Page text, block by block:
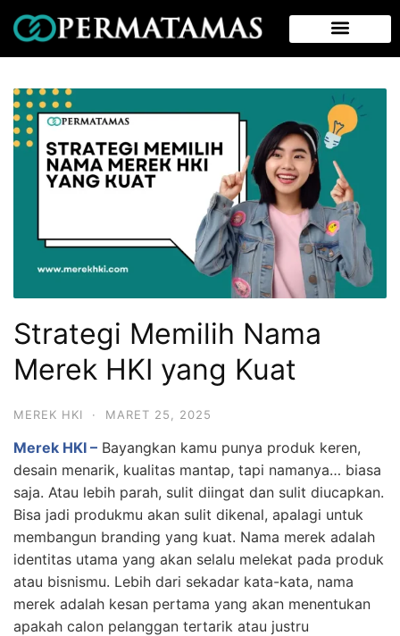
Strategi Memilih Nama
Merek HKI yang Kuat
MEREK HKI · MARET 25, 2025
Merek HKI – Bayangkan kamu punya produk keren,
desain menarik, kualitas mantap, tapi namanya… biasa
saja. Atau lebih parah, sulit diingat dan sulit diucapkan.
Bisa jadi produkmu akan sulit dikenal, apalagi untuk
membangun branding yang kuat. Nama merek adalah
identitas utama yang akan selalu melekat pada produk
atau bisnismu. Lebih dari sekadar kata-kata, nama
merek adalah kesan pertama yang akan menentukan
apakah calon pelanggan tertarik atau justru